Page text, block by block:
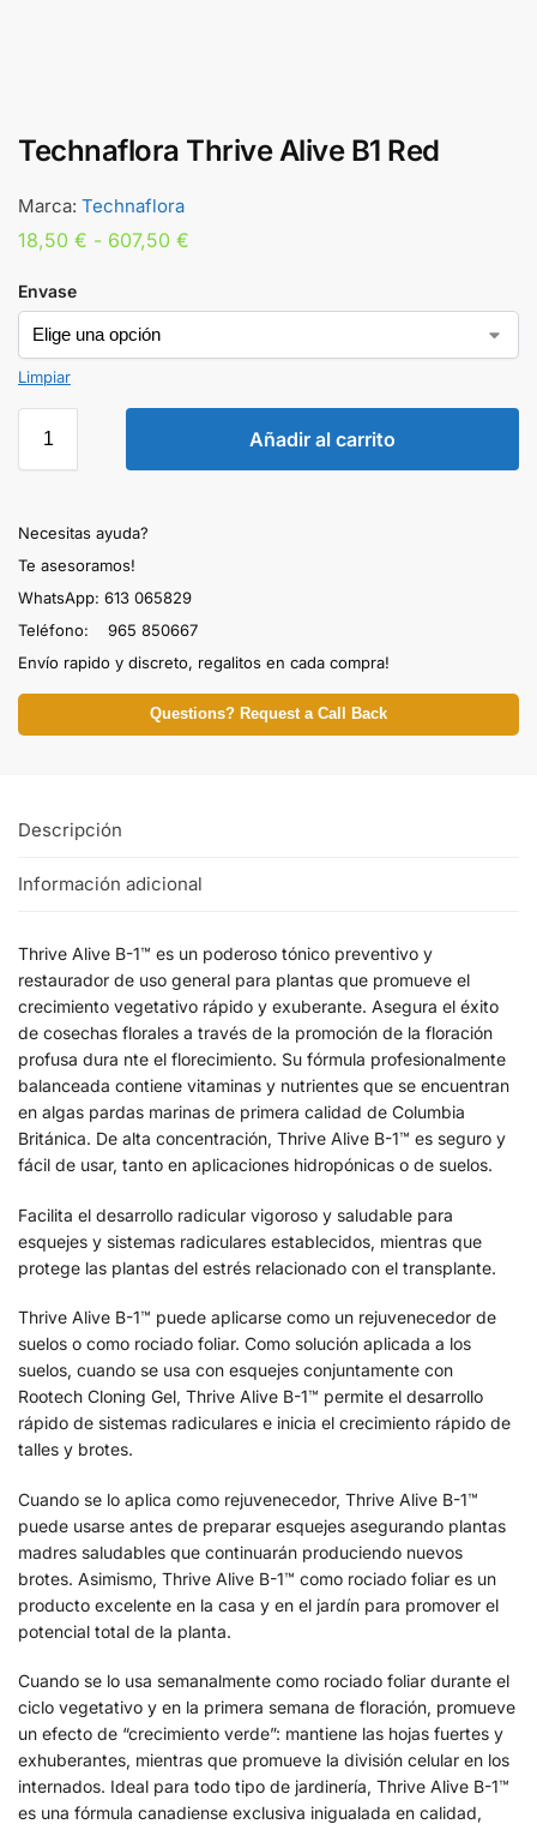
Technaflora Thrive Alive B1 Red
Marca: Technaflora
18,50 € - 607,50 €
Envase
Limpiar
Añadir al carrito
Necesitas ayuda?
Te asesoramos!
WhatsApp: 613 065829
Teléfono: 965 850667
Envío rapido y discreto, regalitos en cada compra!
Questions? Request a Call Back
Descripción
Información adicional
Thrive Alive B-1™ es un poderoso tónico preventivo y
restaurador de uso general para plantas que promueve el
crecimiento vegetativo rápido y exuberante. Asegura el éxito
de cosechas florales a través de la promoción de la floración
profusa dura nte el florecimiento. Su fórmula profesionalmente
balanceada contiene vitaminas y nutrientes que se encuentran
en algas pardas marinas de primera calidad de Columbia
Británica. De alta concentración, Thrive Alive B-1™ es seguro y
fácil de usar, tanto en aplicaciones hidropónicas o de suelos.
Facilita el desarrollo radicular vigoroso y saludable para
esquejes y sistemas radiculares establecidos, mientras que
protege las plantas del estrés relacionado con el transplante.
Thrive Alive B-1™ puede aplicarse como un rejuvenecedor de
suelos o como rociado foliar. Como solución aplicada a los
suelos, cuando se usa con esquejes conjuntamente con
Rootech Cloning Gel, Thrive Alive B-1™ permite el desarrollo
rápido de sistemas radiculares e inicia el crecimiento rápido de
talles y brotes.
Cuando se lo aplica como rejuvenecedor, Thrive Alive B-1™
puede usarse antes de preparar esquejes asegurando plantas
madres saludables que continuarán produciendo nuevos
brotes. Asimismo, Thrive Alive B-1™ como rociado foliar es un
producto excelente en la casa y en el jardín para promover el
potencial total de la planta.
Cuando se lo usa semanalmente como rociado foliar durante el
ciclo vegetativo y en la primera semana de floración, promueve
un efecto de “crecimiento verde”: mantiene las hojas fuertes y
exhuberantes, mientras que promueve la división celular en los
internados. Ideal para todo tipo de jardinería, Thrive Alive B-1™
es una fórmula canadiense exclusiva inigualada en calidad,